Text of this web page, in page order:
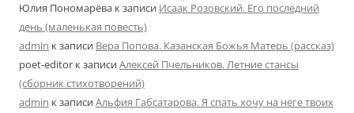
Юлия Пономарёва к записи Исаак Розовский. Его последний
день (маленькая повесть)
admin к записи Вера Попова. Казанская Божья Матерь (рассказ)
poet-editor к записиАлексей Пчельников. Летние стансы
(сборник стихотворений)
admin к записиАльфия Габсатарова. Я спать хочу на неге твоих